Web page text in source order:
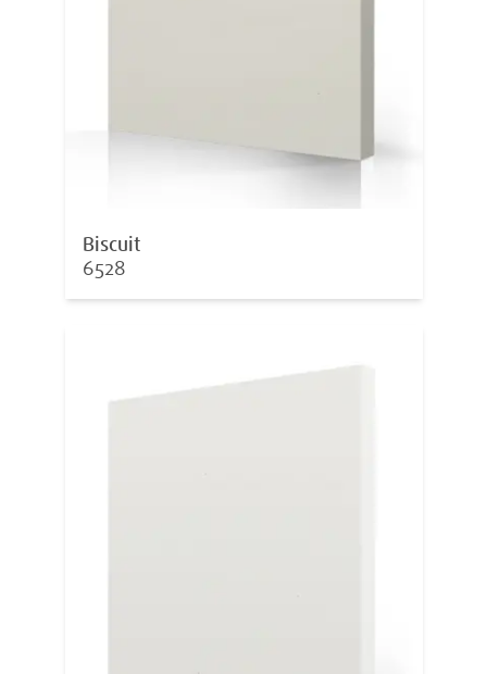
Biscuit
6528